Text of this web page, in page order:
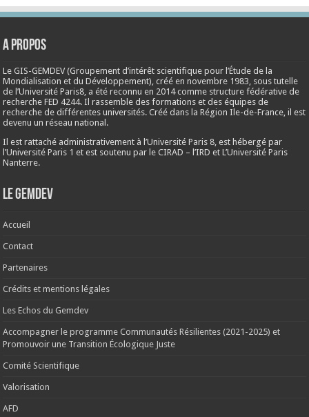
A propos
Le GIS-GEMDEV (Groupement d’intérêt scientifique pour l’Étude de la
Mondialisation et du Développement), créé ennovembre 1983, sous tutelle
de l’Université Paris8, a été reconnu en 2014 comme structure fédérative de
recherche FED 4244. Il rassemble des formations et des équipes de
recherche de différentes universités. Créé dans la Région Ile-de-France, il est
devenu un réseau national.
Il est rattaché administrativement à l’Université Paris 8, est hébergé par
l’Université Paris 1 et est soutenu par le CIRAD – l’IRD et L’Université Paris
Nanterre.
Le Gemdev
Accueil
Contact
Partenaires
Crédits et mentions légales
Les Echos du Gemdev
Accompagner le programme Communautés Résilientes (2021-2025) et
Promouvoir une Transition Écologique Juste
Comité Scientifique
Valorisation
AFD